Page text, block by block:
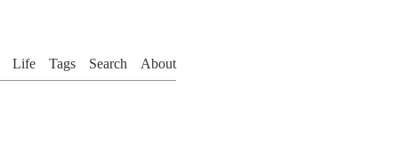
Life Tags Search About